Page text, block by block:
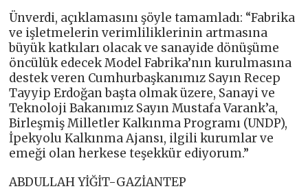
Ünverdi, açıklamasını şöyle tamamladı: “Fabrika
ve işletmelerin verimliliklerinin artmasına
büyük katkıları olacak ve sanayide dönüşüme
öncülük edecek Model Fabrika’nın kurulmasına
destek veren Cumhurbaşkanımız Sayın Recep
Tayyip Erdoğan başta olmak üzere, Sanayi ve
Teknoloji Bakanımız Sayın Mustafa Varank’a,
Birleşmiş Milletler Kalkınma Programı (UNDP),
İpekyolu Kalkınma Ajansı, ilgili kurumlar ve
emeği olan herkese teşekkür ediyorum.”
ABDULLAH YİĞİT-GAZİANTEP